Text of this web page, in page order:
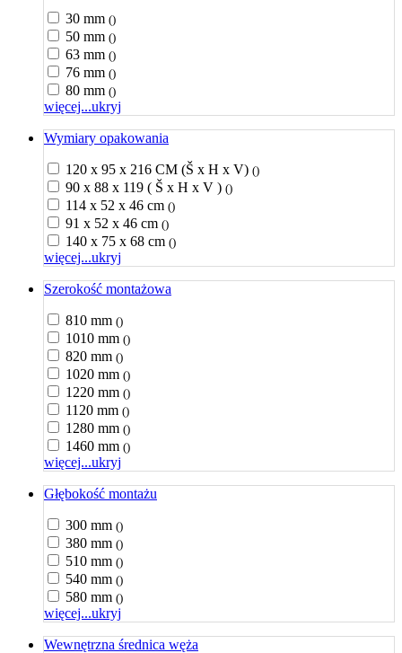
30 mm ()
50 mm ()
63 mm ()
76 mm ()
80 mm ()
więcej...ukryj
Wymiary opakowania
120 x 95 x 216 CM (Š x H x V) ()
90 x 88 x 119 ( Š x H x V ) ()
114 x 52 x 46 cm ()
91 x 52 x 46 cm ()
140 x 75 x 68 cm ()
więcej...ukryj
Szerokość montażowa
810 mm ()
1010 mm ()
820 mm ()
1020 mm ()
1220 mm ()
1120 mm ()
1280 mm ()
1460 mm ()
więcej...ukryj
Głębokość montażu
300 mm ()
380 mm ()
510 mm ()
540 mm ()
580 mm ()
więcej...ukryj
Wewnętrzna średnica węża